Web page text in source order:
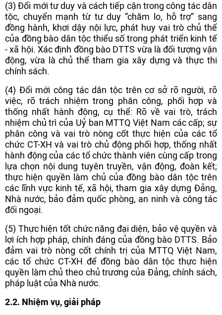
(3) Đổi mới tư duy và cách tiếp cận trong công tác dân
tộc, chuyển mạnh từ tư duy “chăm lo, hỗ trợ” sang
đồng hành, khơi dậy nội lực, phát huy vai trò chủ thể
của đồng bào dân tộc thiểu số trong phát triển kinh tế
- xã hội. Xác định đồng bào DTTS vừa là đối tượng vận
động, vừa là chủ thể tham gia xây dựng và thực thi
chính sách.
(4) Đổi mới công tác dân tộc trên cơ sở rõ người, rõ
việc, rõ trách nhiệm trong phân công, phối hợp và
thống nhất hành động, cụ thể: Rõ về vai trò, trách
nhiệm chủ trì của Uỷ ban MTTQ Việt Nam các cấp; sự
phân công và vai trò nòng cốt thực hiện của các tổ
chức CT-XH và vai trò chủ động phối hợp, thống nhất
hành động của các tổ chức thành viên cùng cấp trong
lựa chọn nội dung tuyên truyền, vận động, đoàn kết;
thực hiện quyền làm chủ của đồng bào dân tộc trên
các lĩnh vực kinh tế, xã hội, tham gia xây dựng Đảng,
Nhà nước, bảo đảm quốc phòng, an ninh và công tác
đối ngoại.
(5) Thực hiện tốt chức năng đại diện, bảo vệ quyền và
lợi ích hợp pháp, chính đáng của đồng bào DTTS. Bảo
đảm vai trò nòng cốt chính trị của MTTQ Việt Nam,
các tổ chức CT-XH để đồng bào dân tộc thực hiện
quyền làm chủ theo chủ trương của Đảng, chính sách,
pháp luật của Nhà nước.
2.2. Nhiệm vụ, giải pháp